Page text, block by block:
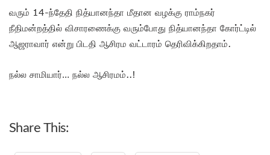
வரும் 14-ந்தேதி நித்யானந்தா மீதான வழக்கு ராம்நகர்
நீதிமன்றத்தில் விசாரணைக்கு வரும்போது நித்யானந்தா கோர்ட்டில்
ஆஜராவார் என்று பிடதி ஆசிரம வட்டாரம் தெரிவிக்கிறதாம்.
நல்ல சாமியார்… நல்ல ஆசிரமம்..!
Share This: